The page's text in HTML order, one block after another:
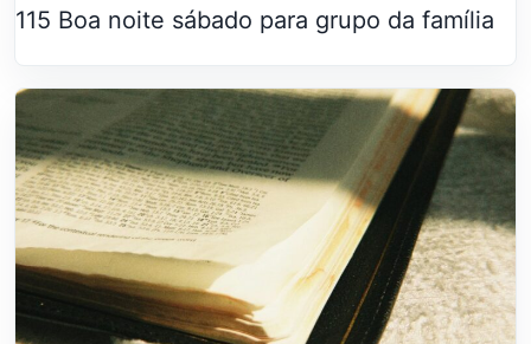
115 Boa noite sábado para grupo da família